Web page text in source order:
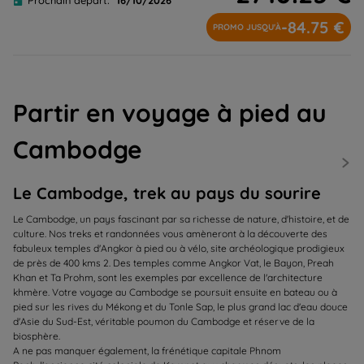
PROMO JUSQU'À-84.75 €
Partir en voyage à pied au
Cambodge
Le Cambodge, trek au pays du sourire
Le Cambodge, un pays fascinant par sa richesse de nature, d'histoire, et de
culture. Nos treks et randonnées vous amèneront à la découverte des
fabuleux temples d'Angkor à pied ou à vélo, site archéologique prodigieux
de près de 400 kms 2. Des temples comme Angkor Vat, le Bayon, Preah
Khan et Ta Prohm, sont les exemples par excellence de l'architecture
khmère. Votre voyage au Cambodge se poursuit ensuite en bateau ou à
pied sur les rives du Mékong et du Tonle Sap, le plus grand lac d'eau douce
d'Asie du Sud-Est, véritable poumon du Cambodge et réserve de la
biosphère.
A ne pas manquer également, la frénétique capitale Phnom